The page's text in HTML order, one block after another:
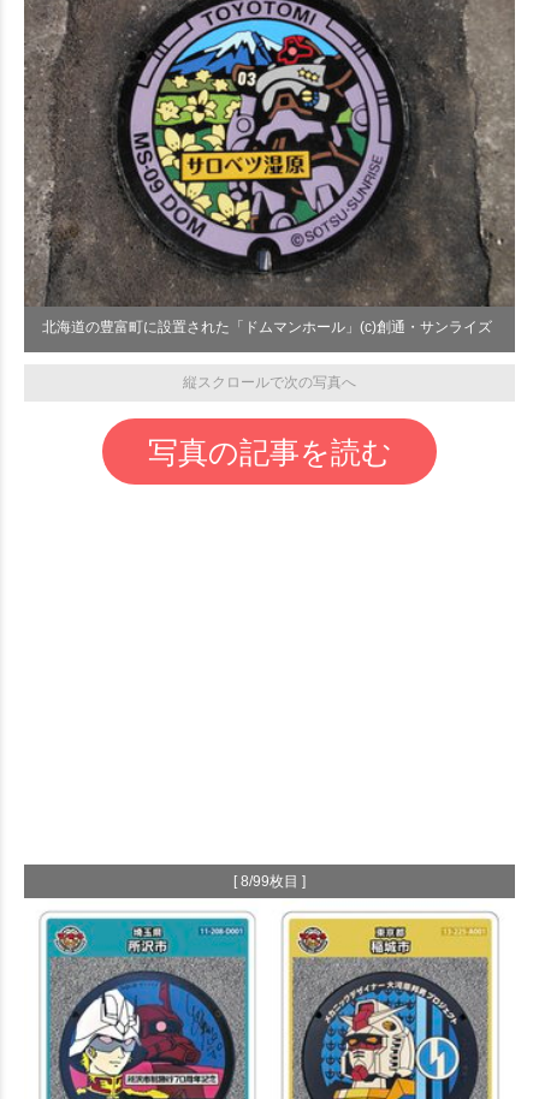
北海道の豊富町に設置された「ドムマンホール」(c)創通・サンライズ
縦スクロールで次の写真へ
写真の記事を読む
[ 8/99枚目 ]